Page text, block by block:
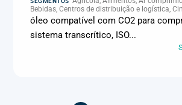
Bebidas, Centros de distribuição e logística,
Climatização e HVAC, Data center,
e latas, Energia (geração), Eólico,
Frigoríficos e abate, Laticínios, Madeira e
Metalmecânica, Metalurgia e fundição,
manutenção industrial, Naval e portuário,
óleo compatível com CO2 para
sistema transcrítico, ISO...